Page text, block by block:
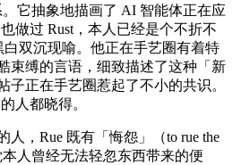
它抽象地描画了 AI 智能体正在应
做过 Rust，本人已经是个不折不
双沉现喻。他正在手艺圈有着特
束缚的言语，细致描述了这种「新
子正在手艺圈惹起了不小的共识。
人都晓得。
，Rue 既有「悔怨」（to rue the
人曾经无法轻忽东西带来的便